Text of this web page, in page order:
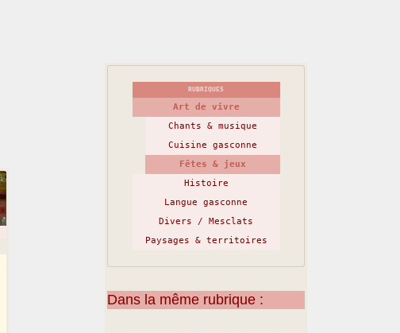
RUBRIQUES
Art de vivre
Chants & musique
Cuisine gasconne
Fêtes & jeux
Histoire
Langue gasconne
Divers / Mesclats
Paysages & territoires
Dans la même rubrique :